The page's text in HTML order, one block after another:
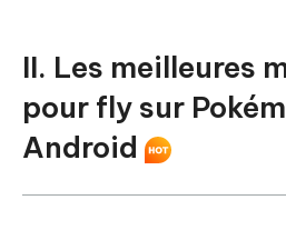
II. Les meilleures
pour fly sur
Android